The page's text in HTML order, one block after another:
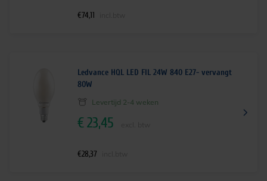
€74,11
Ledvance HQL LED FIL 24W 840 E27- vervangt
80W
Levertijd 2-4 weken
€23,45
€28,37